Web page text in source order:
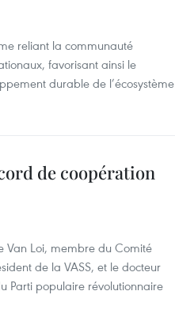
reliant la communauté
favorisant ainsi le
durable de l’écosystème
de coopération
Van Loi, membre du Comité
de la VASS, et le docteur
Parti populaire révolutionnaire